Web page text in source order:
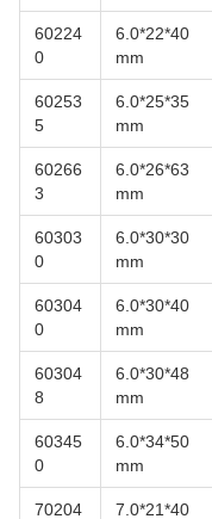
60224
0
6.0*22*40
mm
60253
5
6.0*25*35
mm
60266
3
6.0*26*63
mm
60303
0
6.0*30*30
mm
60304
0
6.0*30*40
mm
60304
8
6.0*30*48
mm
60345
0
6.0*34*50
mm
70204
7.0*21*40